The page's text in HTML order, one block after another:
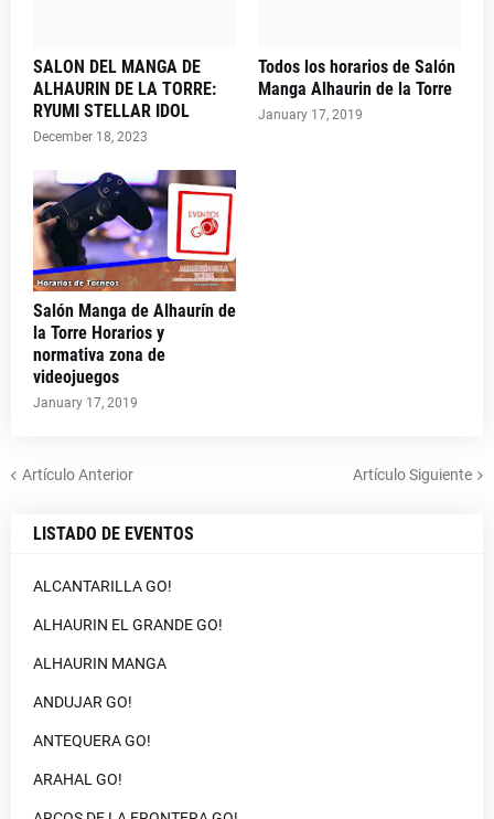
SALON DEL MANGA DE
ALHAURIN DE LA TORRE:
RYUMI STELLAR IDOL
December 18, 2023
Todos los horarios de Salón
Manga Alhaurin de la Torre
January 17, 2019
Salón Manga de Alhaurín de
la Torre Horarios y
normativa zona de
videojuegos
January 17, 2019
Artículo Anterior Artículo Siguiente
LISTADO DE EVENTOS
ALCANTARILLA GO!
ALHAURIN EL GRANDE GO!
ALHAURIN MANGA
ANDUJAR GO!
ANTEQUERA GO!
ARAHAL GO!